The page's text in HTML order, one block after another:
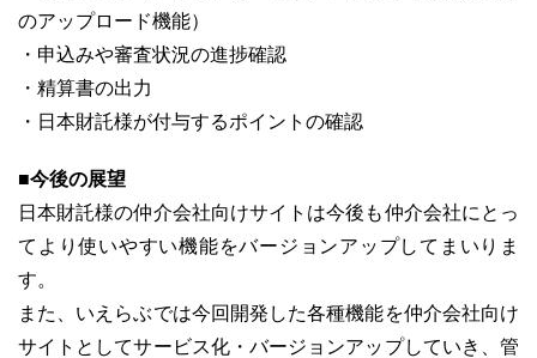
のアップロード機能）
・申込みや審査状況の進捗確認
・精算書の出力
・日本財託様が付与するポイントの確認
■今後の展望
日本財託様の仲介会社向けサイトは今後も仲介会社にとっ
てより使いやすい機能をバージョンアップしてまいりま
す。
また、いえらぶでは今回開発した各種機能を仲介会社向け
サイトとしてサービス化・バージョンアップしていき、管